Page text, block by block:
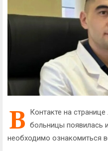
В
Контакте на
больницы появилась
необходимо ознакомиться